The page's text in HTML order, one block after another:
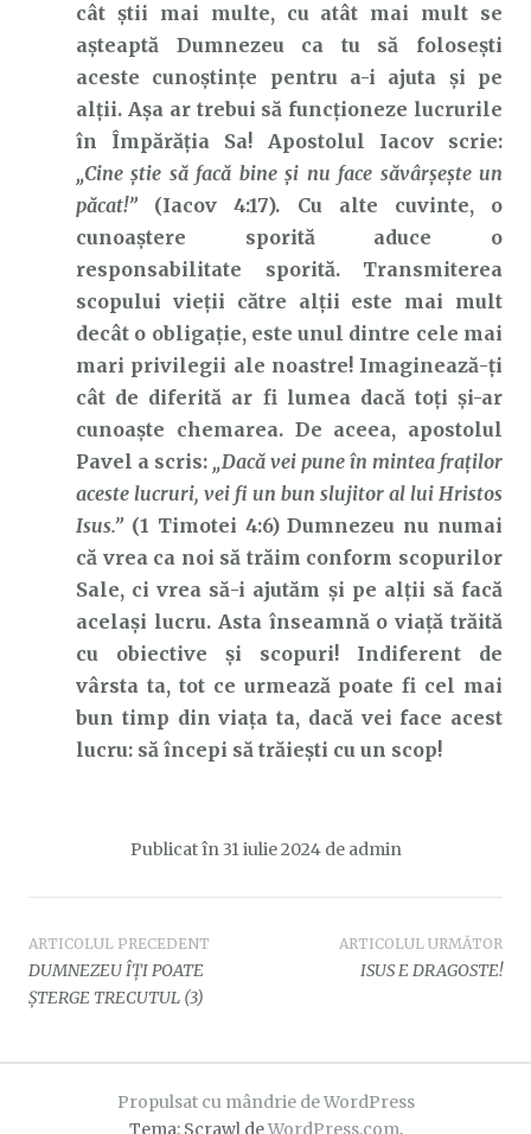
cât știi mai multe, cu atât mai mult se
așteaptă Dumnezeu ca tu să folosești
aceste cunoștințe pentru a-i ajuta și pe
alții. Așa ar trebui să funcționeze lucrurile
în Împărăția Sa! Apostolul Iacov scrie:
„Cine ştie să facă bine şi nu face săvârşeşte un
păcat!” (Iacov 4:17). Cu alte cuvinte, o
cunoaștere sporită aduce o
responsabilitate sporită. Transmiterea
scopului vieții către alții este mai mult
decât o obligație, este unul dintre cele mai
mari privilegii ale noastre! Imaginează-ți
cât de diferită ar fi lumea dacă toți și-ar
cunoaște chemarea. De aceea, apostolul
Pavel a scris: „Dacă vei pune în mintea fraţilor
aceste lucruri, vei fi un bun slujitor al lui Hristos
Isus.” (1 Timotei 4:6) Dumnezeu nu numai
că vrea ca noi să trăim conform scopurilor
Sale, ci vrea să-i ajutăm și pe alții să facă
același lucru. Asta înseamnă o viață trăită
cu obiective și scopuri! Indiferent de
vârsta ta, tot ce urmează poate fi cel mai
bun timp din viața ta, dacă vei face acest
lucru: să începi să trăiești cu un scop!
Publicat în 31 iulie 2024de admin
Navigare
în
ARTICOLUL PRECEDENT
DUMNEZEU ÎȚI POATE
ȘTERGE TRECUTUL (3)
ARTICOLUL URMĂTOR
ISUS E DRAGOSTE!
Propulsat cu mândrie de WordPress
Tema: Scrawl deWordPress.com.